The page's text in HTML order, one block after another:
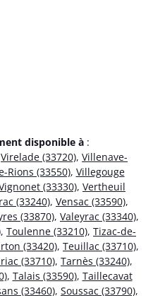
disponible à :
Virelade (33720), Villenave-
Rions (33550), Villegouge
(33330), Vertheuil
(33240), Vensac (33590),
(33870), Valeyrac (33340),
, Toulenne (33210), Tizac-de-
(33420), Teuillac (33710),
(33710), Tarnès (33240),
, Talais (33590), Taillecavat
(33460), Soussac (33790),